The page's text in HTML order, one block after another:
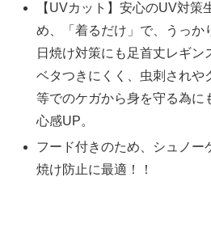
【UVカット】安心のUV対策
め、「着るだけ」で、うっか
日焼け対策にも足首丈レギン
ベタつきにくく、虫刺されや
等でのケガから身を守る為に
心感UP。
フード付きのため、シュノー
焼け防止に最適！！